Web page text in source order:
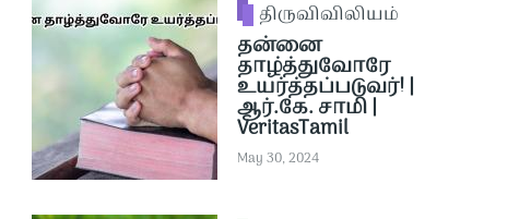
திருவிவிலியம்
தன்னை
தாழ்த்துவோரே
உயர்த்தப்படுவர்! |
ஆர்.கே. சாமி |
VeritasTamil
May 30, 2024